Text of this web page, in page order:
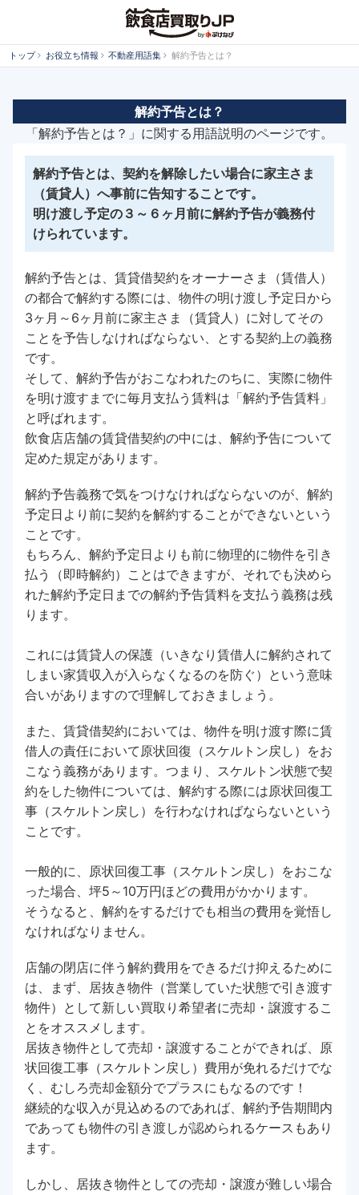
トップ お役立ち情報 不動産用語集 解約予告とは？
解約予告とは？
「解約予告とは？」に関する用語説明のページです。
解約予告とは、契約を解除したい場合に家主さま
（賃貸人）へ事前に告知することです。
明け渡し予定の３～６ヶ月前に解約予告が義務付
けられています。
解約予告とは、賃貸借契約をオーナーさま（賃借人）
の都合で解約する際には、物件の明け渡し予定日から
3ヶ月～6ヶ月前に家主さま（賃貸人）に対してその
ことを予告しなければならない、とする契約上の義務
です。
そして、解約予告がおこなわれたのちに、実際に物件
を明け渡すまでに毎月支払う賃料は「解約予告賃料」
と呼ばれます。
飲食店店舗の賃貸借契約の中には、解約予告について
定めた規定があります。
解約予告義務で気をつけなければならないのが、解約
予定日より前に契約を解約することができないという
ことです。
もちろん、解約予定日よりも前に物理的に物件を引き
払う（即時解約）ことはできますが、それでも決めら
れた解約予定日までの解約予告賃料を支払う義務は残
ります。
これには賃貸人の保護（いきなり賃借人に解約されて
しまい家賃収入が入らなくなるのを防ぐ）という意味
合いがありますので理解しておきましょう。
また、賃貸借契約においては、物件を明け渡す際に賃
借人の責任において原状回復（スケルトン戻し）をお
こなう義務があります。つまり、スケルトン状態で契
約をした物件については、解約する際には原状回復工
事（スケルトン戻し）を行わなければならないという
ことです。
一般的に、原状回復工事（スケルトン戻し）をおこな
った場合、坪5～10万円ほどの費用がかかります。
そうなると、解約をするだけでも相当の費用を覚悟し
なければなりません。
店舗の閉店に伴う解約費用をできるだけ抑えるために
は、まず、居抜き物件（営業していた状態で引き渡す
物件）として新しい買取り希望者に売却・譲渡するこ
とをオススメします。
居抜き物件として売却・譲渡することができれば、原
状回復工事（スケルトン戻し）費用が免れるだけでな
く、むしろ売却金額分でプラスにもなるのです！
継続的な収入が見込めるのであれば、解約予告期間内
であっても物件の引き渡しが認められるケースもあり
ます。
しかし、居抜き物件としての売却・譲渡が難しい場合